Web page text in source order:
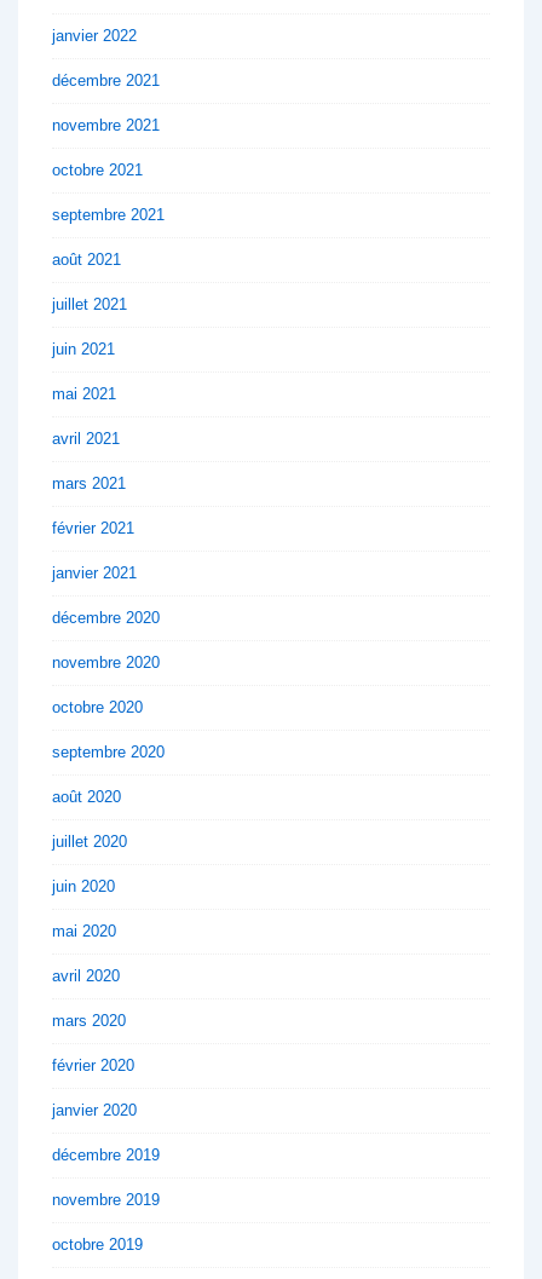
janvier 2022
décembre 2021
novembre 2021
octobre 2021
septembre 2021
août 2021
juillet 2021
juin 2021
mai 2021
avril 2021
mars 2021
février 2021
janvier 2021
décembre 2020
novembre 2020
octobre 2020
septembre 2020
août 2020
juillet 2020
juin 2020
mai 2020
avril 2020
mars 2020
février 2020
janvier 2020
décembre 2019
novembre 2019
octobre 2019